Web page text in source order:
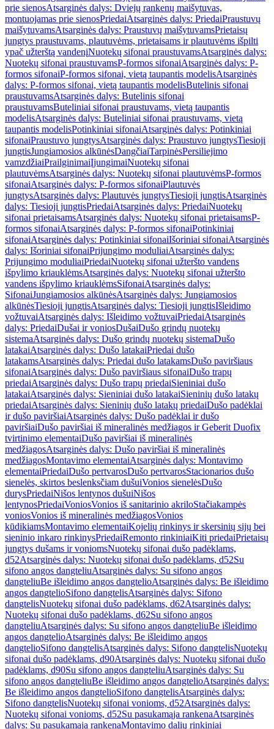
prie sienosAtsarginės dalys: Dviejų rankenų maišytuvas,
montuojamas prie sienosPriedaiAtsarginės dalys: PriedaiPraustuvų
maišytuvamsAtsarginės dalys: Praustuvų maišytuvamsPrietaisų
jungtys praustuvams, plautuvėms, prietaisams ir plautuvėms išpilti
ypač užterštą vandenįNuotekų sifonai praustuvamsAtsarginės dalys:
Nuotekų sifonai praustuvamsP-formos sifonaiAtsarginės dalys: P-
formos sifonaiP-formos sifonai, vietą taupantis modelisAtsarginės
dalys: P-formos sifonai, vietą taupantis modelisButelinis sifonai
praustuvamsAtsarginės dalys: Butelinis sifonai
praustuvamsButeliniai sifonai praustuvams, vietą taupantis
modelisAtsarginės dalys: Buteliniai sifonai praustuvams, vietą
taupantis modelisPotinkiniai sifonaiAtsarginės dalys: Potinkiniai
sifonaiPraustuvo jungtysAtsarginės dalys: Praustuvo jungtysTiesioji
jungtisJungiamosios alkūnėsDangčiaiTarpinėsPersiliejimo
vamzdžiaiPrailginimaiĮjungimaiNuotekų sifonai
plautuvėmsAtsarginės dalys: Nuotekų sifonai plautuvėmsP-formos
sifonaiAtsarginės dalys: P-formos sifonaiPlautuvės
jungtysAtsarginės dalys: Plautuvės jungtysTiesioji jungtisAtsarginės
dalys: Tiesioji jungtisPriedaiAtsarginės dalys: PriedaiNuotekų
sifonai prietaisamsAtsarginės dalys: Nuotekų sifonai prietaisamsP-
formos sifonaiAtsarginės dalys: P-formos sifonaiPotinkiniai
sifonaiAtsarginės dalys: Potinkiniai sifonaiIšoriniai sifonaiAtsarginės
dalys: Išoriniai sifonaiPrijungimo moduliaiAtsarginės dalys:
Prijungimo moduliaiPriedaiNuotekų sifonai užteršto vandens
išpylimo kriauklėmsAtsarginės dalys: Nuotekų sifonai užteršto
vandens išpylimo kriauklėmsSifonaiAtsarginės dalys:
SifonaiJungiamosios alkūnėsAtsarginės dalys: Jungiamosios
alkūnėsTiesioji jungtisAtsarginės dalys: Tiesioji jungtisIšleidimo
vožtuvaiAtsarginės dalys: Išleidimo vožtuvaiPriedaiAtsarginės
dalys: PriedaiDušai ir voniosDušaiDušo grindų nuotekų
sistemaAtsarginės dalys: Dušo grindų nuotekų sistemaDušo
latakaiAtsarginės dalys: Dušo latakaiPriedai dušo
latakamsAtsarginės dalys: Priedai dušo latakamsDušo paviršiaus
sifonaiAtsarginės dalys: Dušo paviršiaus sifonaiDušo trapų
priedaiAtsarginės dalys: Dušo trapų priedaiSieniniai dušo
latakaiAtsarginės dalys: Sieniniai dušo latakaiSieninių dušo latakų
priedaiAtsarginės dalys: Sieninių dušo latakų priedaiDušo padėklai
ir dušo paviršiaiAtsarginės dalys: Dušo padėklai ir dušo
paviršiaiDušo paviršiai iš mineralinės medžiagos ir Geberit Duofix
tvirtinimo elementaiDušo paviršiai iš mineralinės
medžiagosAtsarginės dalys: Dušo paviršiai iš mineralinės
medžiagosMontavimo elementaiAtsarginės dalys: Montavimo
elementaiPriedaiDušo pertvarosDušo pertvarosStacionarios dušo
sienelės, skirtos beslenksčiam dušuiVonios sienelėsDušo
durysPriedaiNišos lentynos dušuiNišos
lentynosPriedaiVoniosVonios iš sanitarinio akriloStačiakampės
voniosVonios iš mineralinės medžiagosVonios
kūdikiamsMontavimo elementaiKojelių rinkinys ir skersinių sijų bei
sieninio inkaro rinkinysPriedaiRemonto rinkiniaiKiti priedaiPrietaisų
jungtys dušams ir voniomsNuotekų sifonai dušo padėklams,
d52Atsarginės dalys: Nuotekų sifonai dušo padėklams, d52Su
sifono angos dangteliuAtsarginės dalys: Su sifono angos
dangteliuBe išleidimo angos dangtelioAtsarginės dalys: Be išleidimo
angos dangtelioSifono dangtelisAtsarginės dalys: Sifono
dangtelisNuotekų sifonai dušo padėklams, d62Atsarginės dalys:
Nuotekų sifonai dušo padėklams, d62Su sifono angos
dangteliuAtsarginės dalys: Su sifono angos dangteliuBe išleidimo
angos dangtelioAtsarginės dalys: Be išleidimo angos
dangtelioSifono dangtelisAtsarginės dalys: Sifono dangtelisNuotekų
sifonai dušo padėklams, d90Atsarginės dalys: Nuotekų sifonai dušo
padėklams, d90Su sifono angos dangteliuAtsarginės dalys: Su
sifono angos dangteliuBe išleidimo angos dangtelioAtsarginės dalys:
Be išleidimo angos dangtelioSifono dangtelisAtsarginės dalys:
Sifono dangtelisNuotekų sifonai vonioms, d52Atsarginės dalys:
Nuotekų sifonai vonioms, d52Su pasukamąja rankenaAtsarginės
dalys: Su pasukamąja rankenaMontavimo dalių rinkiniai